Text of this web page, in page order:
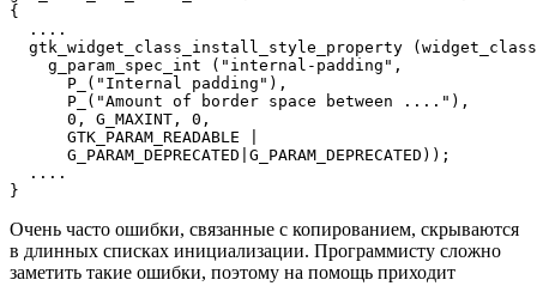
{
  ....
gtk_widget_class_install_style_property
    g_param_spec_int ("internal-padding",
      P_("Internal padding"),
      P_("Amount of border space between ...."),
      0, G_MAXINT, 0,
      GTK_PARAM_READABLE |
      G_PARAM_DEPRECATED|G_PARAM_DEPRECATED));
  ....
}
Очень часто ошибки, связанные с копированием, скрываются
в длинных списках инициализации. Программисту сложно
заметить такие ошибки, поэтому на помощь приходит